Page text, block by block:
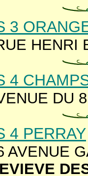
3
HENRI
4
DU
4 PERRAY
AVENUE